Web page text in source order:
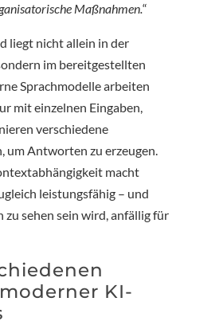
Maßnahmen.“
liegt nicht allein in der
im bereitgestellten
Sprachmodelle arbeiten
mit einzelnen Eingaben,
verschiedene
um Antworten zu erzeugen.
macht
leistungsfähig – und
zu sehen sein wird, anfällig für
KI-